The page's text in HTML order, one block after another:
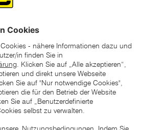
niedrigste von uns in den letzten 30
Beginn dieser Aktion verlangte Preis
Preisen auf dieser Website sind die